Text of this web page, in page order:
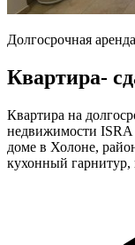
Долгосрочная
Квартира-
Квартира на
недвижимости ISRA
доме в Холоне,
кухонный гарнитур,